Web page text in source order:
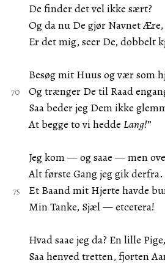
De finder det vel ikke sært?
Og da nu De gjør Navnet Ære,
Er det mig, seer De, dobbelt
Besøg mit Huus og vær som
Og trænger De til Raad
Saa beder jeg Dem ikke
At begge to vi hedde Lang!”
Jeg kom — og saae — men
Alt første Gang jeg gik derfra.
Et Baand mit Hjerte havde
Min Tanke, Sjæl — etcetera!
Hvad saae jeg da? En lille Pige,
Saa henved tretten, fjorten